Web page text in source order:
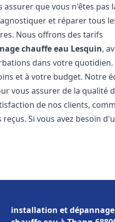
que vous n'êtes pas
et réparer tous
Nous offrons des tarifs
chauffe eau Lesquin,
dans votre quotidien.
et à votre budget. Notre
vous assurer de la qualité
de nos clients,
Si vous avez besoin
installation et dépannage